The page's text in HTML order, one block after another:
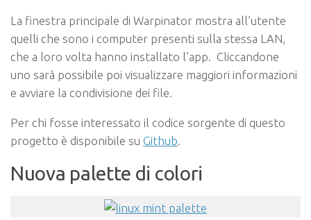
La finestra principale di Warpinator mostra all’utente
quelli che sono i computer presenti sulla stessa LAN,
che a loro volta hanno installato l’app. Cliccandone
uno sarà possibile poi visualizzare maggiori informazioni
e avviare la condivisione dei file.
Per chi fosse interessato il codice sorgente di questo
progetto è disponibile su Github
Nuova palette di colori